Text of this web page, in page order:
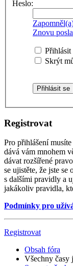
Heslo:
Znovu
Přihlásit
Skrýt
Registrovat
Pro přihlášení
dává vám mnohem
dávat rozšířené
se ujistěte, že jste
s dalšími pravidly a
jakákoliv pravidla,
Podmínky pro
Registrovat
Obsah fóra
Všechny časy